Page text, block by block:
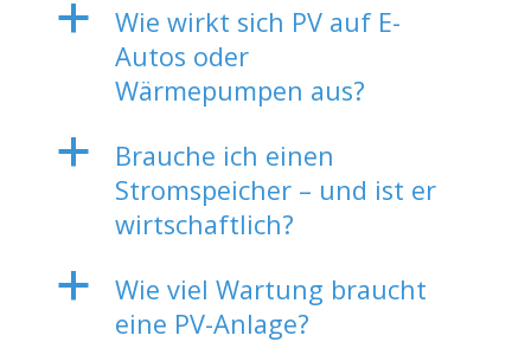
a
Wie wirkt sich PV auf E-
Autos oder
Wärmepumpen aus?
a
Brauche ich einen
Stromspeicher – und ist er
wirtschaftlich?
a
Wie viel Wartung braucht
eine PV-Anlage?